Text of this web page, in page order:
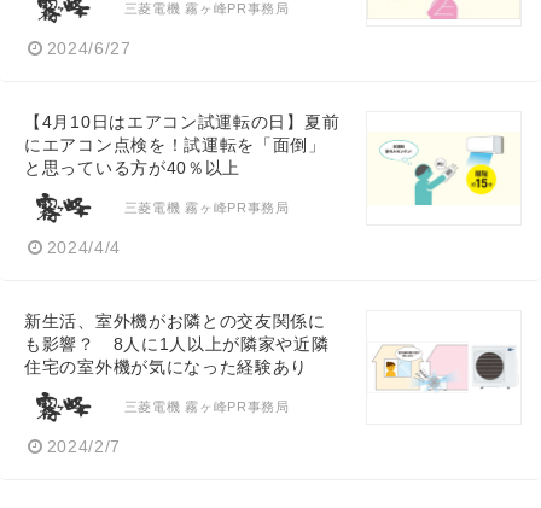
三菱電機 霧ヶ峰PR事務局
2024/6/27
【4月10日はエアコン試運転の日】夏前
にエアコン点検を！試運転を「面倒」
と思っている方が40％以上
三菱電機 霧ヶ峰PR事務局
2024/4/4
新生活、室外機がお隣との交友関係に
も影響？ 8人に1人以上が隣家や近隣
住宅の室外機が気になった経験あり
三菱電機 霧ヶ峰PR事務局
2024/2/7